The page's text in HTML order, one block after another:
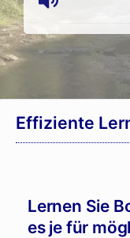
Effiziente
Lernen Sie
es je für